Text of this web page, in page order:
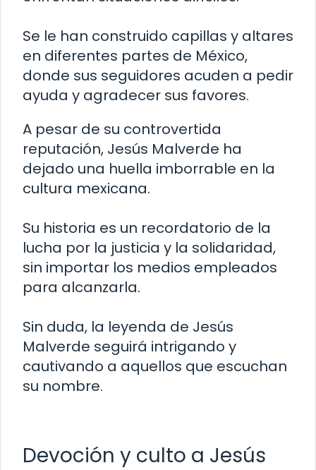
Se le han construido capillas y altares
en diferentes partes de México,
donde sus seguidores acuden a pedir
ayuda y agradecer sus favores.
A pesar de su controvertida
reputación, Jesús Malverde ha
dejado una huella imborrable en la
cultura mexicana.
Su historia es un recordatorio de la
lucha por la justicia y la solidaridad,
sin importar los medios empleados
para alcanzarla.
Sin duda, la leyenda de Jesús
Malverde seguirá intrigando y
cautivando a aquellos que escuchan
su nombre.
Devoción y culto a Jesús